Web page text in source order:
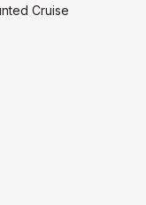
Cruise